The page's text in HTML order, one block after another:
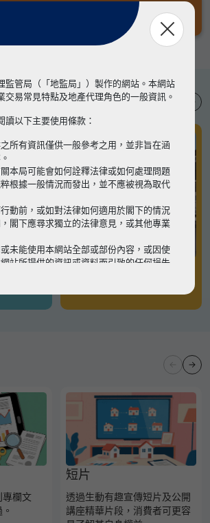
專欄文
短片
透過生動有趣宣傳短片及公開
講座精華片段，消費者可更容
監管局（「地監局」）製作的網站。本網站
交易常見特點及地產代理角色的一般資訊。
讀以下主要使用條款：
所有資訊僅供一般參考之用，並非旨在涵
本局可能會如何詮釋法律或如何處理問題
根據一般情況而發出，並不應被視為取代
動前，或如對法律如何適用於閣下的情況
閣下應尋求獨立的法律意見，或其他專業
未能使用本網站全部或部份內容，或因使
站所提供的資訊或資料而引致的任何損失
以細閱本網站使用條款的完整版本。如有任